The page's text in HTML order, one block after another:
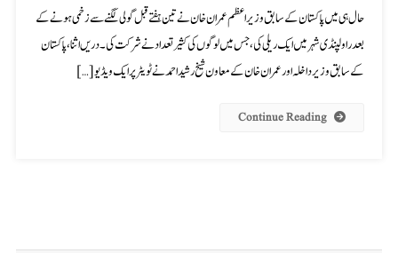
حال ہی میں پاکستان کے سابق وزیراعظم عمران خان نے تین ہفتے قبل گولی لگنے سے زخمی ہونے کے
بعد راولپنڈی شہر میں ایک ریلی کی، جس میں لوگوں کی کثیر تعداد نے شرکت کی۔ دریں اثنا، پاکستان
کے سابق وزیر داخلہ اور عمران خان کے معاون شیخ رشید احمد نے ٹویٹر پر ایک ویڈیو […]
Continue Reading